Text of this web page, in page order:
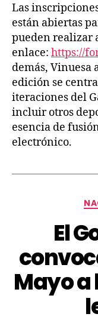
Las
están abiertas
pueden realizar
enlace: https://
demás, Vinuesa
edición se
iteraciones del
incluir otros
esencia de
electrónico.
El
Mayo a